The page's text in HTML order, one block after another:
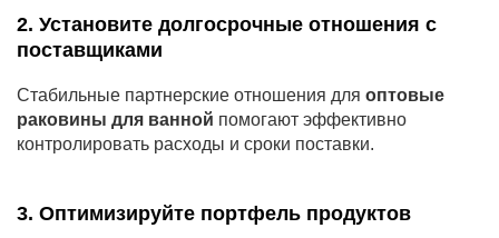
2. Установите долгосрочные отношения с
поставщиками
Стабильные партнерские отношения для оптовые
раковины для ванной помогают эффективно
контролировать расходы и сроки поставки.
3. Оптимизируйте портфель продуктов